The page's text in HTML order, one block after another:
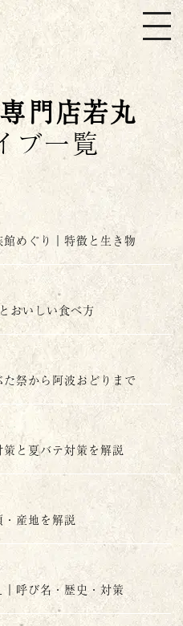
門店若丸
ブ一覧
めぐり｜特徴と生き物
おいしい食べ方
祭から阿波おどりまで
と夏バテ対策を解説
産地を解説
呼び名・歴史・対策